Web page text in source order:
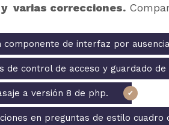
varias correcciones.
de interfaz por
control de acceso y guardado de
a versión 8 de php.
en preguntas de estilo